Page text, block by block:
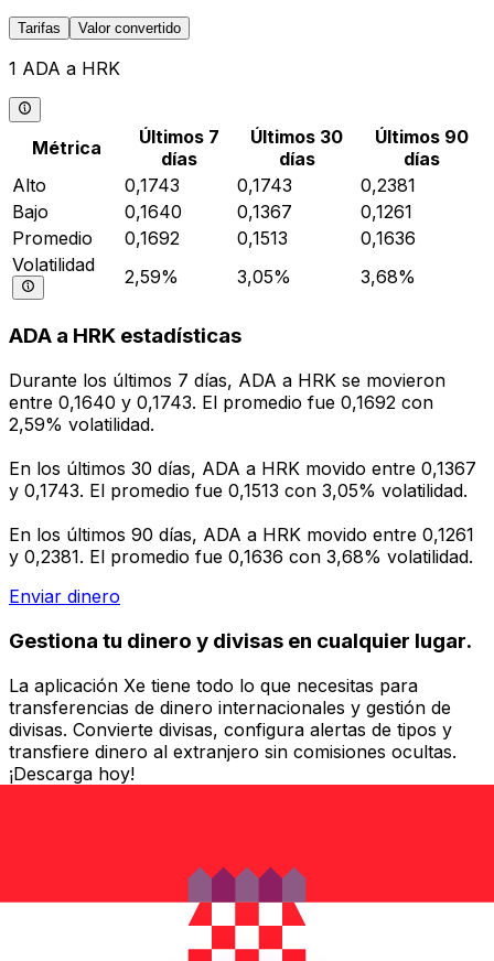
Tarifas Valor convertido
1 ADA a HRK
Métrica
Últimos 7
días
Últimos 30
días
Últimos 90
días
Alto
0,1743 0,1743
0,2381
Bajo
0,1640 0,1367
0,1261
Promedio
0,1692 0,1513
0,1636
Volatilidad
2,59% 3,05% 3,68%
ADA a HRK estadísticas
Durante los últimos 7 días, ADA a HRK se movieron
entre 0,1640 y 0,1743. El promedio fue 0,1692 con
2,59% volatilidad.
En los últimos 30 días, ADA a HRK movido entre 0,1367
y 0,1743. El promedio fue 0,1513 con 3,05% volatilidad.
En los últimos 90 días, ADA a HRK movido entre 0,1261
y 0,2381. El promedio fue 0,1636 con 3,68% volatilidad.
Enviar dinero
Gestiona tu dinero y divisas en cualquier lugar.
La aplicación Xe tiene todo lo que necesitas para
transferencias de dinero internacionales y gestión de
divisas. Convierte divisas, configura alertas de tipos y
transfiere dinero al extranjero sin comisiones ocultas.
¡Descarga hoy!